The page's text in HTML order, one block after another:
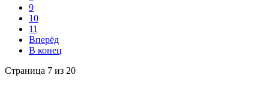
9
10
11
Вперёд
В конец
Страница 7 из 20